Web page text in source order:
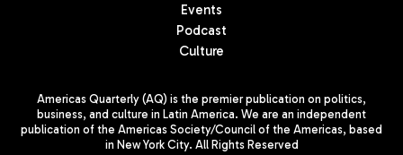
Events
Podcast
Culture
Americas Quarterly (AQ) is the premier publication on politics,
business, and culture in Latin America. We are an independent
publication of the Americas Society/Council of the Americas, based
in New York City. All Rights Reserved